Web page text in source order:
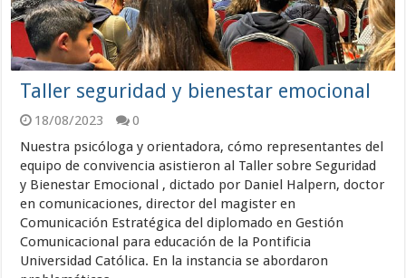
Taller seguridad y bienestar emocional
18/08/2023
0
Nuestra psicóloga y orientadora, cómo representantes del
equipo de convivencia asistieron al Taller sobre Seguridad
y Bienestar Emocional , dictado por Daniel Halpern, doctor
en comunicaciones, director del magister en
Comunicación Estratégica del diplomado en Gestión
Comunicacional para educación de la Pontificia
Universidad Católica. En la instancia se abordaron